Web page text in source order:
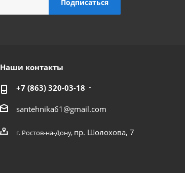
Наши контакты
+7 (863) 320-03-18
santehnika61@gmail.com
г. Ростов-на-Дону, пр. Шолохова, 7